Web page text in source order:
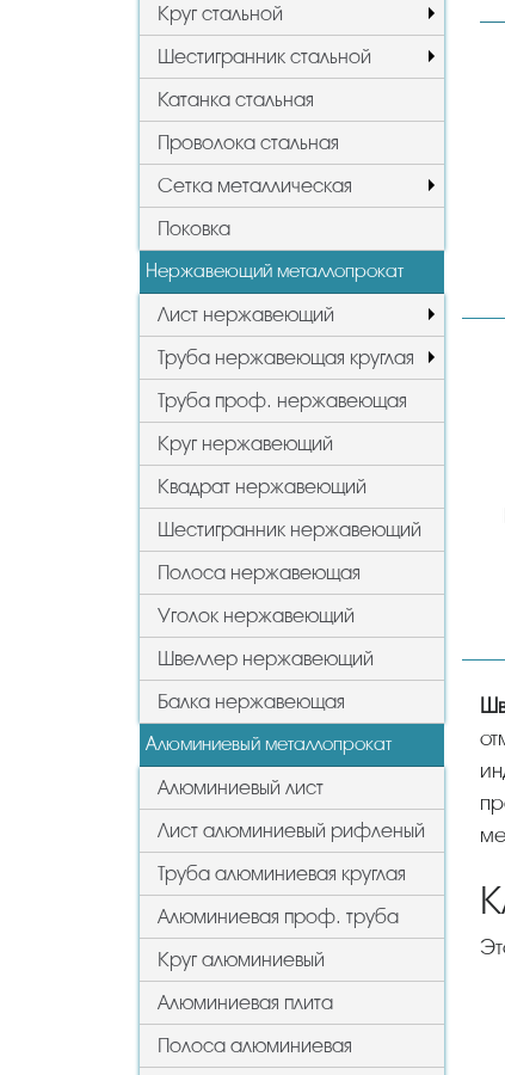
Круг стальной
Шестигранник стальной
Катанка стальная
Проволока стальная
Сетка металлическая
Поковка
Нержавеющий металлопрокат
Лист нержавеющий
Труба нержавеющая круглая
Труба проф. нержавеющая
Круг нержавеющий
Квадрат нержавеющий
Шестигранник нержавеющий
Полоса нержавеющая
Уголок нержавеющий
Швеллер нержавеющий
Балка нержавеющая
Алюминиевый металлопрокат
Алюминиевый лист
Лист алюминиевый рифленый
Труба алюминиевая круглая
Алюминиевая проф. труба
Круг алюминиевый
Алюминиевая плита
Полоса алюминиевая